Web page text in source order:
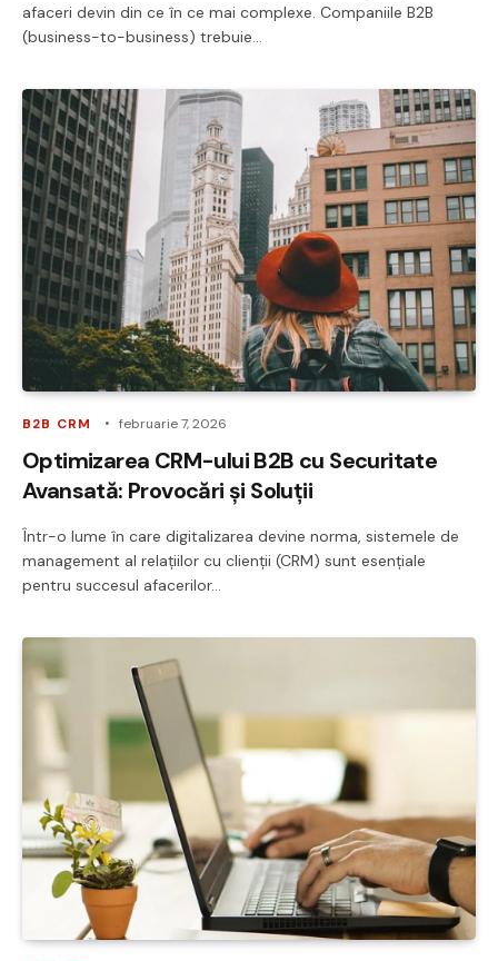
afaceri devin din ce în ce mai complexe. Companiile B2B
(business-to-business) trebuie…
B2B CRM februarie 7, 2026
Optimizarea CRM-ului B2B cu Securitate
Avansată: Provocări și Soluții
Într-o lume în care digitalizarea devine norma, sistemele de
management al relațiilor cu clienții (CRM) sunt esențiale
pentru succesul afacerilor…